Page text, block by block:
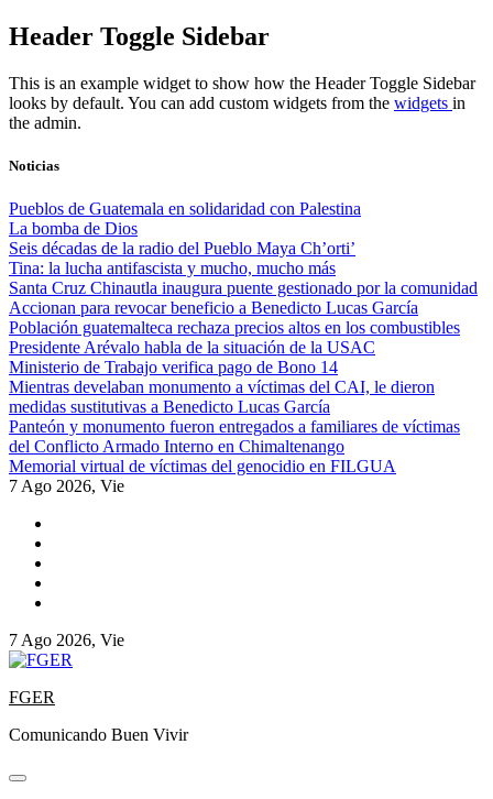
Skip
to
Header Toggle Sidebar
This is an example widget to show how the Header Toggle Sidebar
looks by default. You can add custom widgets from the widgets in
the admin.
Noticias
Pueblos de Guatemala en solidaridad con Palestina
La bomba de Dios
Seis décadas de la radio del Pueblo Maya Ch’orti’
Tina: la lucha antifascista y mucho, mucho más
Santa Cruz Chinautla inaugura puente gestionado por la comunidad
Accionan para revocar beneficio a Benedicto Lucas García
Población guatemalteca rechaza precios altos en los combustibles
Presidente Arévalo habla de la situación de la USAC
Ministerio de Trabajo verifica pago de Bono 14
Mientras develaban monumento a víctimas del CAI, le dieron
medidas sustitutivas a Benedicto Lucas García
Panteón y monumento fueron entregados a familiares de víctimas
del Conflicto Armado Interno en Chimaltenango
Memorial virtual de víctimas del genocidio en FILGUA
7 Ago 2026, Vie
7 Ago 2026, Vie
FGER
Comunicando Buen Vivir